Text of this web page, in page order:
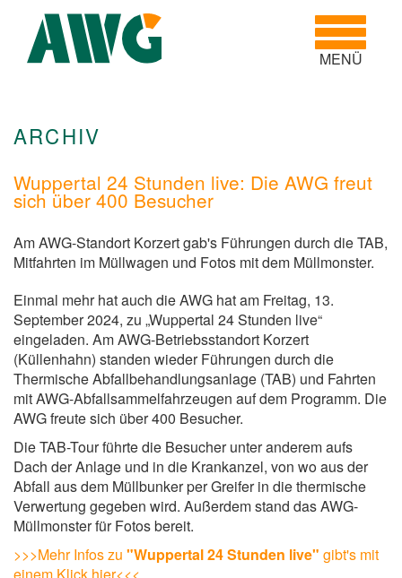
Toggle
MENÜ
ARCHIV
Wuppertal 24 Stunden live: Die AWG freut
sich über 400 Besucher
Am AWG-Standort Korzert gab's Führungen durch die TAB,
Mitfahrten im Müllwagen und Fotos mit dem Müllmonster.
Einmal mehr hat auch die AWG hat am Freitag, 13.
September 2024, zu „Wuppertal 24 Stunden live“
eingeladen. Am AWG-Betriebsstandort Korzert
(Küllenhahn) standen wieder Führungen durch die
Thermische Abfallbehandlungsanlage (TAB) und Fahrten
mit AWG-Abfallsammelfahrzeugen auf dem Programm. Die
AWG freute sich über 400 Besucher.
Die TAB-Tour führte die Besucher unter anderem aufs
Dach der Anlage und in die Krankanzel, von wo aus der
Abfall aus dem Müllbunker per Greifer in die thermische
Verwertung gegeben wird. Außerdem stand das AWG-
Müllmonster für Fotos bereit.
>>>Mehr Infos zu "Wuppertal 24 Stunden live" gibt's mit